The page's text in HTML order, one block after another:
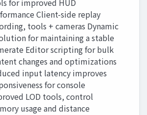
for improved HUD
Client-side replay
tools + cameras Dynamic
for maintaining a stable
Editor scripting for bulk
changes and optimizations
input latency improves
for console
LOD tools, control
usage and distance